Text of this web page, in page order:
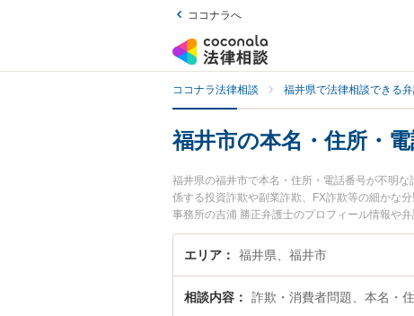
ココナラへ
ココナラ法律相談 福井県で法律相談できる
福井市の本名・住所・
福井県の福井市で本名・住所・電話番号が不明
係する投資詐欺や副業詐欺、FX詐欺等の細かな
事務所の吉浦 勝正弁護士のプロフィール情報や
今すぐに弁護士に相談したい』『本名・住所・
詐欺師を法律相談できる福井市内の弁護士に相
エリア 福井県、福井市
相談内容 詐欺・消費者問題、本名・